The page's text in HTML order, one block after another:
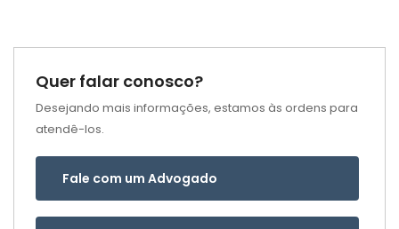
Quer falar conosco?
Desejando mais informações, estamos às ordens para
atendê-los.
Fale com um Advogado